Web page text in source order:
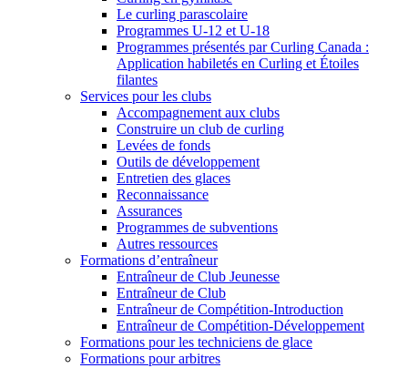
Le curling parascolaire
Programmes U-12 et U-18
Programmes présentés par Curling Canada :
Application habiletés en Curling et Étoiles
filantes
Services pour les clubs
Accompagnement aux clubs
Construire un club de curling
Levées de fonds
Outils de développement
Entretien des glaces
Reconnaissance
Assurances
Programmes de subventions
Autres ressources
Formations d’entraîneur
Entraîneur de Club Jeunesse
Entraîneur de Club
Entraîneur de Compétition-Introduction
Entraîneur de Compétition-Développement
Formations pour les techniciens de glace
Formations pour arbitres